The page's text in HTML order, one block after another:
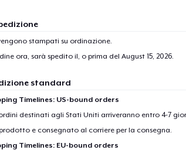
stampati su ordinazione.
ora, sarà spedito il, o prima del August 15, 2026.
standard
Timelines: US-bound orders
destinati agli Stati Uniti arriveranno entro 4-7
e consegnato al corriere per la consegna.
Timelines: EU-bound orders
1articolo
Procedi